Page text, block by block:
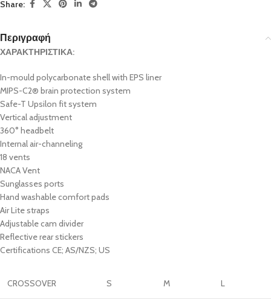
Share:
Περιγραφή
ΧΑΡΑΚΤΗΡΙΣΤΙΚΑ:
In-mould polycarbonate shell with EPS liner
MIPS-C2® brain protection system
Safe-T Upsilon fit system
Vertical adjustment
360° headbelt
Internal air-channeling
18 vents
NACA Vent
Sunglasses ports
Hand washable comfort pads
Air Lite straps
Adjustable cam divider
Reflective rear stickers
Certifications CE; AS/NZS; US
CROSSOVER S M L